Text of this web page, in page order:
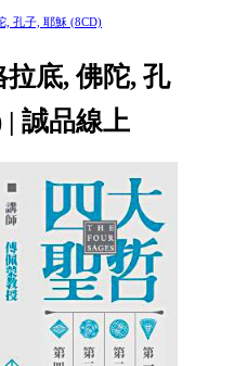
, 孔子, 耶穌 (8CD)
拉底, 佛陀, 孔
| 誠品線上